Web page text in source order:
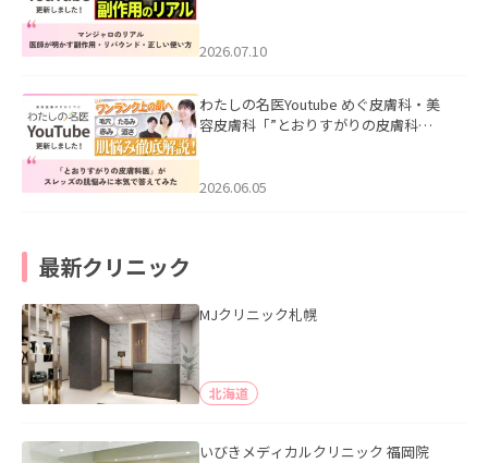
た。
2026.07.10
わたしの名医Youtube めぐ皮膚科・美
容皮膚科「”とおりすがりの皮膚科
2026.06.05
最新クリニック
MJクリニック札幌
北海道
いびきメディカルクリニック 福岡院